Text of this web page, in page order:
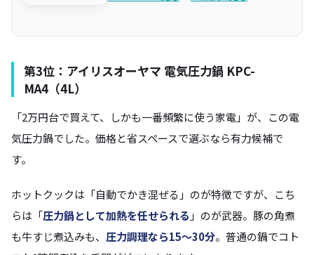
第3位：アイリスオーヤマ 電気圧力鍋 KPC-
MA4（4L）
「2万円台で買えて、しかも一番頻繁に使う家電」が、この電
気圧力鍋でした。価格と省スペースで選ぶなら有力候補で
す。
ホットクックは「自動でかき混ぜる」のが特徴ですが、こち
らは「圧力鍋として加熱を任せられる 」のが武器。豚の角煮
も牛すじ煮込みも、 圧力調理なら15〜30分。普通の鍋でコト